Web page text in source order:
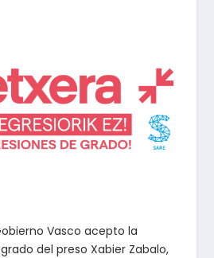
Vasco acepto la
del preso Xabier Zabalo,